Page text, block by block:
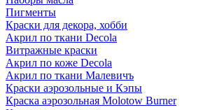
Пигменты
Краски для декора, хобби
Акрил по ткани Decola
Витражные краски
Акрил по коже Decola
Акрил по ткани Малевичъ
Краски аэрозольные и Кэпы
Краска аэрозольная Molotow Burner